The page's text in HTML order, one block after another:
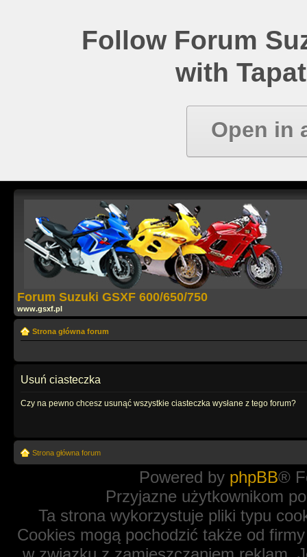
Follow Forum
with
Open in
Forum Suzuki GSXF 600/650/750
www.gsxf.pl
Strona główna forum
Usuń ciasteczka
Czy na pewno chcesz usunąć wszystkie ciasteczka wysłane z tego forum?
Strona główna forum
Powered by phpBB®
Przyjazne użytkownikom
Ta strona wykorzystuje pliki typu
Cookies mogą pochodzić także od